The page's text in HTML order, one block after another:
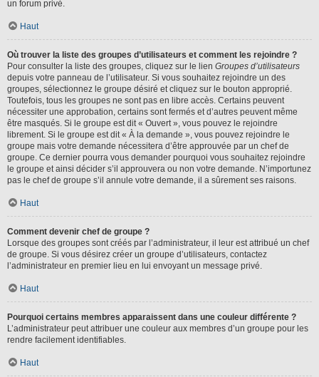
un forum privé.
Haut
Où trouver la liste des groupes d’utilisateurs et comment les rejoindre ?
Pour consulter la liste des groupes, cliquez sur le lien Groupes d’utilisateurs
depuis votre panneau de l’utilisateur. Si vous souhaitez rejoindre un des
groupes, sélectionnez le groupe désiré et cliquez sur le bouton approprié.
Toutefois, tous les groupes ne sont pas en libre accès. Certains peuvent
nécessiter une approbation, certains sont fermés et d’autres peuvent même
être masqués. Si le groupe est dit « Ouvert », vous pouvez le rejoindre
librement. Si le groupe est dit « À la demande », vous pouvez rejoindre le
groupe mais votre demande nécessitera d’être approuvée par un chef de
groupe. Ce dernier pourra vous demander pourquoi vous souhaitez rejoindre
le groupe et ainsi décider s’il approuvera ou non votre demande. N’importunez
pas le chef de groupe s’il annule votre demande, il a sûrement ses raisons.
Haut
Comment devenir chef de groupe ?
Lorsque des groupes sont créés par l’administrateur, il leur est attribué un chef
de groupe. Si vous désirez créer un groupe d’utilisateurs, contactez
l’administrateur en premier lieu en lui envoyant un message privé.
Haut
Pourquoi certains membres apparaissent dans une couleur différente ?
L’administrateur peut attribuer une couleur aux membres d’un groupe pour les
rendre facilement identifiables.
Haut